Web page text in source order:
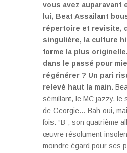
vous avez auparavant
lui, Beat Assailant
répertoire et revisite,
singulière, la culture
forme la plus
dans le passé pour
régénérer ? Un pari
relevé haut la main.
sémillant, le MC jazzy, le
de Georgie… Bah oui,
fois. “B”, son quatrième
œuvre résolument
moindre égard pour ses